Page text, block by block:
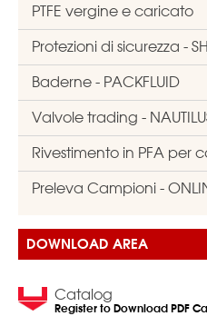
PTFE vergine e caricato
Protezioni di sicurezza -
Baderne - PACKFLUID
Valvole trading -
Rivestimento in PFA per
Preleva Campioni -
DOWNLOAD AREA
Catalog
Register to Download PDF